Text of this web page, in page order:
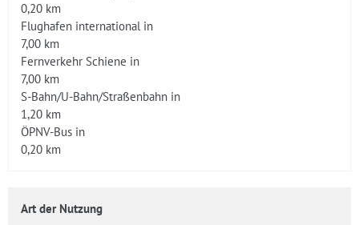
0,20 km
Flughafen international in
7,00 km
Fernverkehr Schiene in
7,00 km
S-Bahn/U-Bahn/Straßenbahn in
1,20 km
ÖPNV-Bus in
0,20 km
Art der Nutzung